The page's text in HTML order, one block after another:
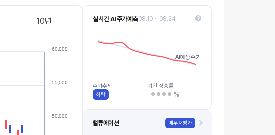
10년
50,000
55,000
60,000
실시간 AI주가예측08.10 ~ 08.24
Values AI예상주가
AI예상주가
0…08.1108.12 08.1808.1908.2008.21
주가추세
하락
기간 상승률
%
밸류에이션 매우저평가